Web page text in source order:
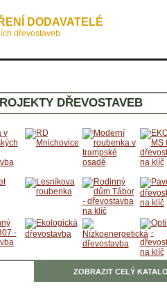
DODAVATELÉ
dřevostaveb
DŘEVOSTAVEB
ZOBRAZIT CELÝ